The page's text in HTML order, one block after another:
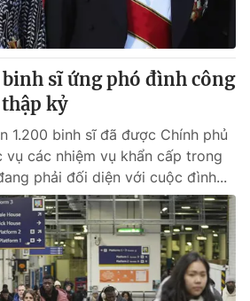
binh sĩ ứng phó đình công
kỷ
1.200 binh sĩ đã được Chính phủ
vụ các nhiệm vụ khẩn cấp trong
phải đối diện với cuộc đình...